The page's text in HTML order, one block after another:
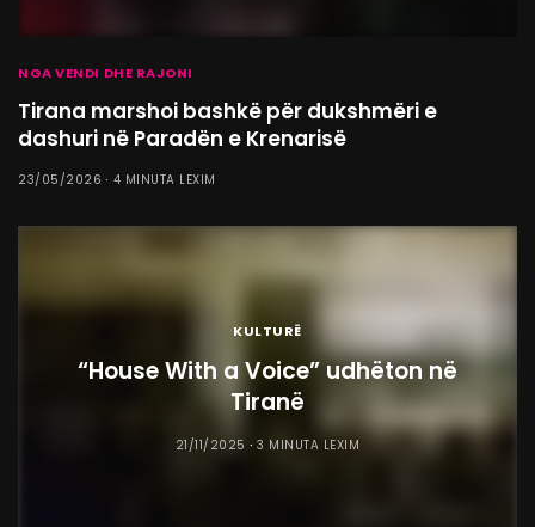
NGA VENDI DHE RAJONI
Tirana marshoi bashkë për dukshmëri e
dashuri në Paradën e Krenarisë
23/05/2026 4 MINUTA LEXIM
KULTURË
“House With a Voice” udhëton në
Tiranë
21/11/2025 3 MINUTA LEXIM